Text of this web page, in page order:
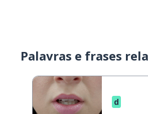
Palavras e frases
d